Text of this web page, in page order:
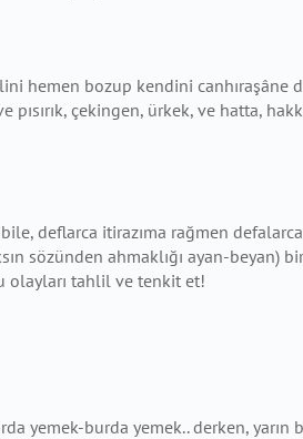
hemen bozup kendini canhıraşâne
çekingen, ürkek, ve hatta,
deflarca itirazıma rağmen
sözünden ahmaklığı ayan-beyan)
olayları tahlil ve tenkit et!
yemek-burda yemek.. derken, yarın